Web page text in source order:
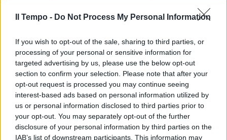
Il Tempo - Do Not Process My Personal Information
If you wish to opt-out of the sale, sharing to third parties, or
processing of your personal or sensitive information for
targeted advertising by us, please use the below opt-out
section to confirm your selection. Please note that after your
opt-out request is processed you may continue seeing
interest-based ads based on personal information utilized by
us or personal information disclosed to third parties prior to
your opt-out. You may separately opt-out of the further
disclosure of your personal information by third parties on the
IAB’s list of downstream participants. This information may
rottamazione).